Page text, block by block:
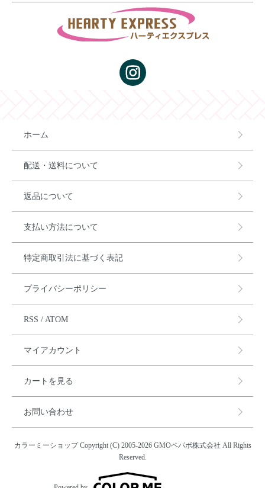
ホーム
配送・送料について
返品について
支払い方法について
特定商取引法に基づく表記
プライバシーポリシー
RSS / ATOM
マイアカウント
カートを見る
お問い合わせ
カラーミーショップCopyright (C) 2005-2026 GMOペパボ株式会社 All Rights
Reserved.